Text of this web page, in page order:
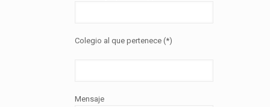
Colegio al que pertenece (*)
Mensaje